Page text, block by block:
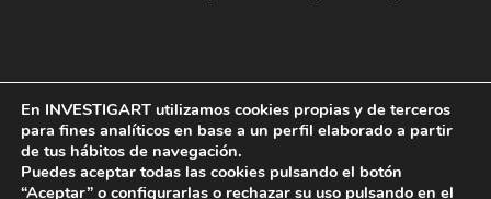
Política de Privacidad|Aviso Legal|Política de Cookies|
Investigart Copyright © 2019. |
En INVESTIGART utilizamos cookies propias y de terceros
para fines analíticos en base a un perfil elaborado a partir
de tus hábitos de navegación.
Puedes aceptar todas las cookies pulsando el botón
“Aceptar” o configurarlas o rechazar su uso pulsando en el